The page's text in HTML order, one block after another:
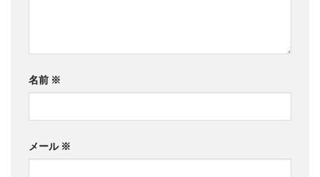
名前 ※
メール ※